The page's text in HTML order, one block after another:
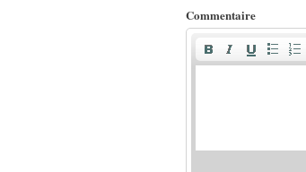
Commentaire